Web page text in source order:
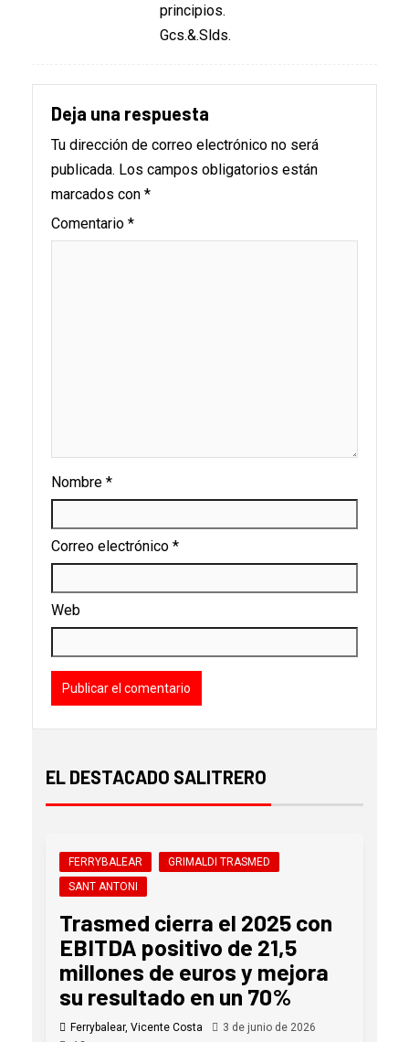
principios.
Gcs.&.Slds.
Deja una respuesta
Tu dirección de correo electrónico no será
publicada. Los campos obligatorios están
marcados con *
Comentario *
Nombre *
Correo electrónico *
Web
EL DESTACADO SALITRERO
FERRYBALEAR
GRIMALDI TRASMED
SANT ANTONI
Trasmed cierra el 2025 con
EBITDA positivo de 21,5
millones de euros y mejora
su resultado en un 70%
Ferrybalear, Vicente Costa
3 de junio de 2026